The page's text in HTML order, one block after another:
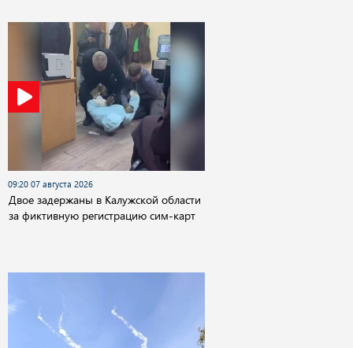
09:20 07 августа 2026
Двое задержаны в Калужской области
за фиктивную регистрацию сим-карт